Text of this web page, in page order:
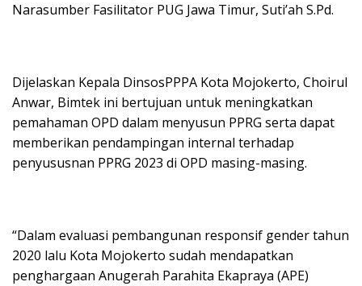
Narasumber Fasilitator PUG Jawa Timur, Suti’ah S.Pd.
Dijelaskan Kepala DinsosPPPA Kota Mojokerto, Choirul
Anwar, Bimtek ini bertujuan untuk meningkatkan
pemahaman OPD dalam menyusun PPRG serta dapat
memberikan pendampingan internal terhadap
penyususnan PPRG 2023 di OPD masing-masing.
“Dalam evaluasi pembangunan responsif gender tahun
2020 lalu Kota Mojokerto sudah mendapatkan
penghargaan Anugerah Parahita Ekapraya (APE)